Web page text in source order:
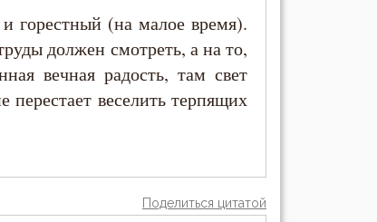
горестный (на малое время).
должен смотреть, а на то,
вечная радость, там свет
перестает веселить терпящих
Поделиться цитатой